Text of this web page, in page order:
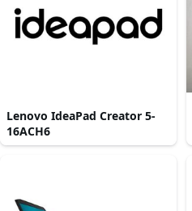
Lenovo IdeaPad Creator 5-
16ACH6